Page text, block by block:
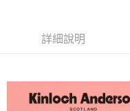
運送方式
詳細說明